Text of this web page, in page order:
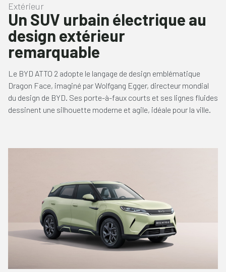
Extérieur
Un SUV urbain électrique au
design extérieur
remarquable
Le BYD ATTO 2 adopte le langage de design emblématique
Dragon Face, imaginé par Wolfgang Egger, directeur mondial
du design de BYD. Ses porte-à-faux courts et ses lignes fluides
dessinent une silhouette moderne et agile, idéale pour la ville.